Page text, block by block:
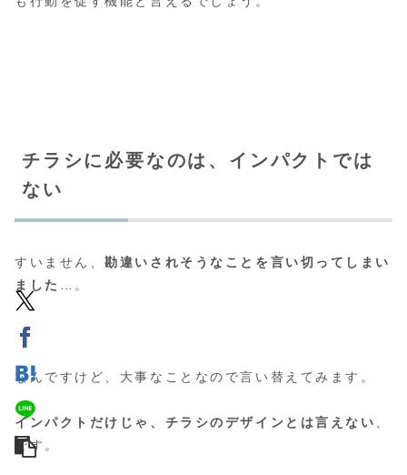
チラシに必要なのは、インパクトでは
ない
すいません、勘違いされそうなことを言い切ってしまい
ました
…。
なんですけど、大事なことなので言い替えてみます。
インパクトだけじゃ、チラシのデザインとは言えない
です。